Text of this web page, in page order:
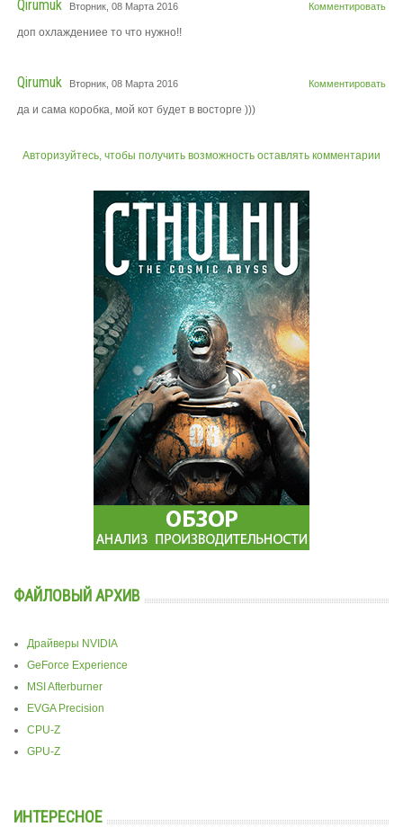
Комментировать
Qirumuk Вторник, 08 Марта 2016
доп охлаждениее то что нужно!!
Комментировать
Qirumuk Вторник, 08 Марта 2016
да и сама коробка, мой кот будет в восторге )))
Авторизуйтесь, чтобы получить возможность оставлять комментарии
ФАЙЛОВЫЙ АРХИВ
Драйверы NVIDIA
GeForce Experience
MSI Afterburner
EVGA Precision
CPU-Z
GPU-Z
ИНТЕРЕСНОЕ